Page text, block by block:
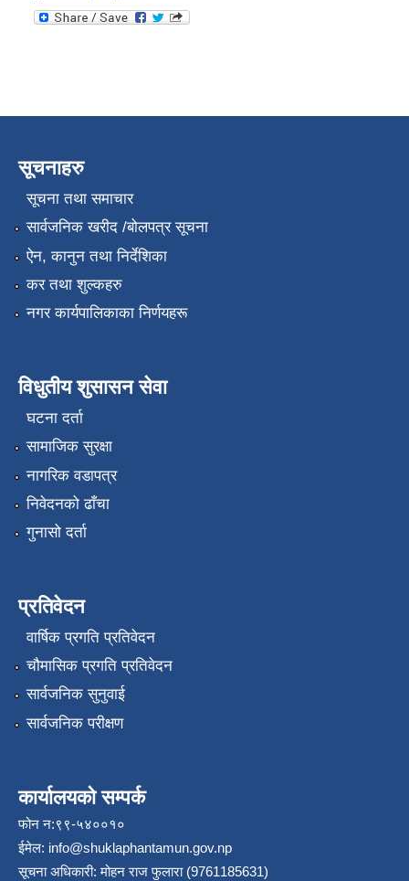
सूचनाहरु
सूचना तथा समाचार
सार्वजनिक खरीद /बोलपत्र सूचना
ऐन, कानुन तथा निर्देशिका
कर तथा शुल्कहरु
नगर कार्यपालिकाका निर्णयहरू
विधुतीय शुसासन सेवा
घटना दर्ता
सामाजिक सुरक्षा
नागरिक वडापत्र
निवेदनको ढाँचा
गुनासो दर्ता
प्रतिवेदन
वार्षिक प्रगति प्रतिवेदन
चौमासिक प्रगति प्रतिवेदन
सार्वजनिक सुनुवाई
सार्वजनिक परीक्षण
कार्यालयको सम्पर्क
फोन न:९९-५४००१०
ईमेल: info@shuklaphantamun.gov.np
सूचना अधिकारी: मोहन राज फुलारा (9761185631)